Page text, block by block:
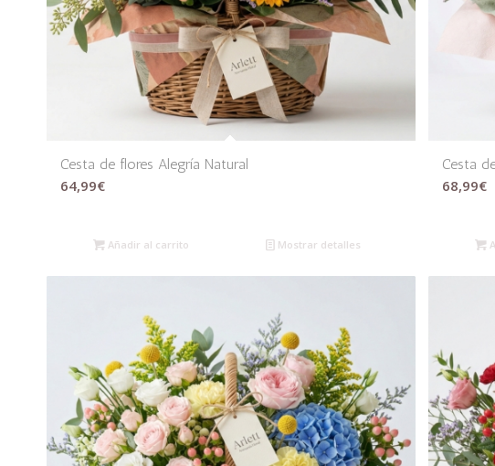
Cesta de flores Alegría Natural
64,99€
Añadir al carrito Mostrar detalles
Cesta
68,99€